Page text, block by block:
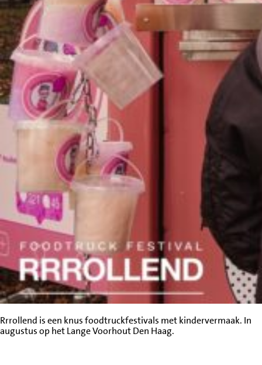
Rrrollend is een knus foodtruckfestivals met kindervermaak. In
augustus op het Lange Voorhout Den Haag.